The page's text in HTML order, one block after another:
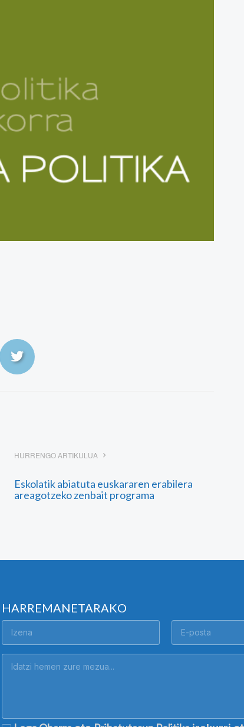
HURRENGO ARTIKULUA
Eskolatik abiatuta euskararen erabilera
areagotzeko zenbait programa
HARREMANETARAKO